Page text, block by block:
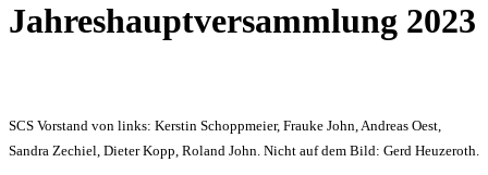
Jahreshauptversammlung 2023
SCS Vorstand von links: Kerstin Schoppmeier, Frauke John, Andreas Oest,
Sandra Zechiel, Dieter Kopp, Roland John. Nicht auf dem Bild: Gerd Heuzeroth.